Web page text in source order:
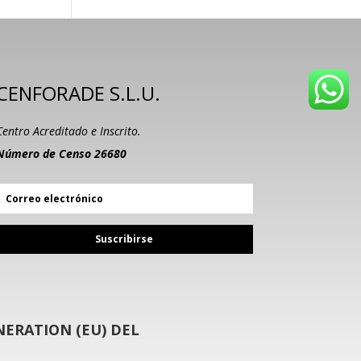
S.L.U.
Acreditado e Inscrito.
de Censo 26680
Suscribirse
(EU) DEL